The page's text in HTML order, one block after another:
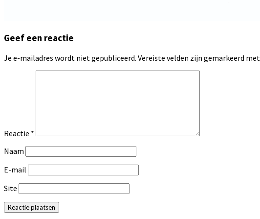
Geef een reactie
Je e-mailadres wordt niet gepubliceerd. Vereiste velden zijn gemarkeerd met
Reactie *
Naam
E-mail
Site